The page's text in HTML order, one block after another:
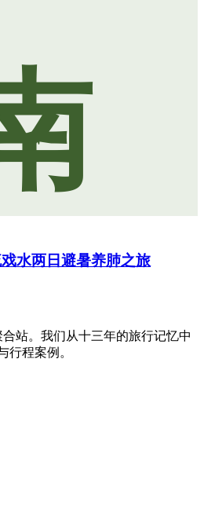
水两日避暑养肺之旅
站。我们从十三年的旅行记忆中
行程案例。